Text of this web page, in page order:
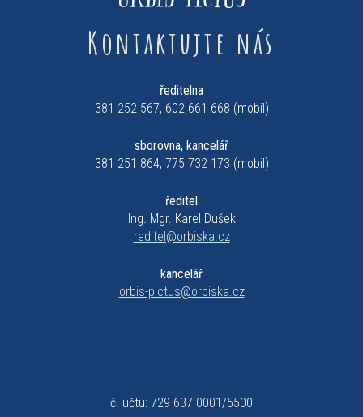
Kontaktujte nás
ředitelna
381 252 567, 602 661 668 (mobil)
sborovna, kancelář
381 251 864, 775 732 173 (mobil)
ředitel
Ing. Mgr. Karel Dušek
reditel@orbiska.cz
kancelář
orbis-pictus@orbiska.cz
č. účtu: 729 637 0001/5500